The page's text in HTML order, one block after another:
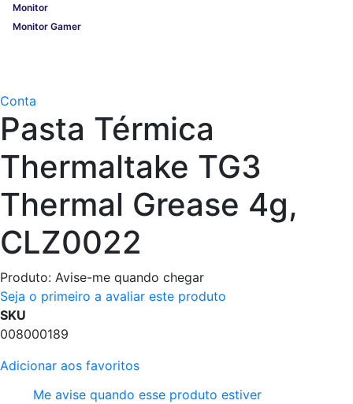
Monitor
Monitor Gamer
Conta
Pasta Térmica
Thermaltake TG3
Thermal Grease 4g,
CLZ0022
Produto: Avise-me quando chegar
Seja o primeiro a avaliar este produto
SKU
008000189
Adicionar aos favoritos
Me avise quando esse produto estiver